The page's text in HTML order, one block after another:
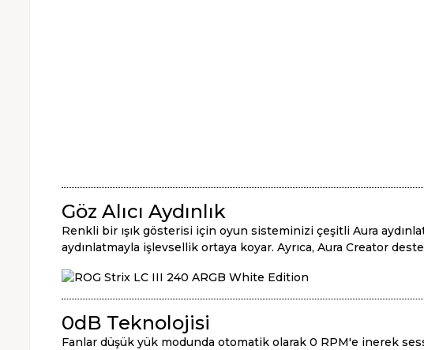
Göz Alıcı Aydınlık
Renkli bir ışık gösterisi için oyun sisteminizi çeşitli Aura
aydınlatmayla işlevsellik ortaya koyar. Ayrıca, Aura Creator
0dB Teknolojisi
Fanlar düşük yük modunda otomatik olarak 0 RPM'e inerek